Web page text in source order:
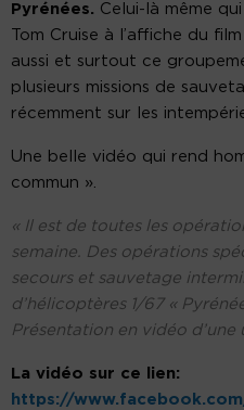
Pyrénées. Celui-là même
Tom Cruise à l’affiche du
aussi et surtout ce
plusieurs missions de
récemment sur les
Une belle vidéo qui rend
commun ».
« Il est de toutes les
semaine. Des opérations
secours et sauvetage
d’hélicoptères 1/67 «
Présentation en vidéo
La vidéo sur ce lien:
https://